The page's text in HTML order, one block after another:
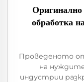
Оригинално
обработка
Проведеното от
на
индустрии